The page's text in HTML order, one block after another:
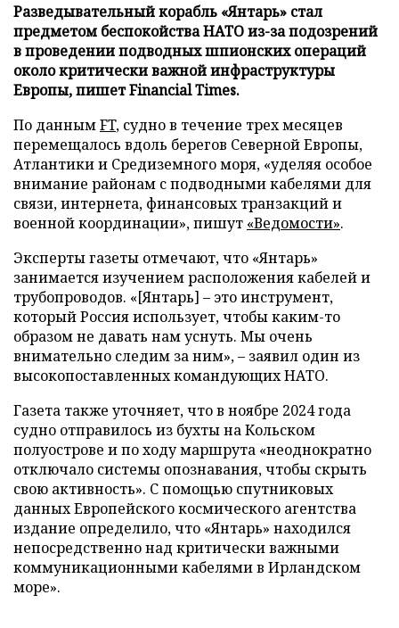
Разведывательный корабль «Янтарь» стал
предметом беспокойства НАТО из-за подозрений
в проведении подводных шпионских операций
около критически важной инфраструктуры
Европы, пишет Financial Times.
По даннымFT, судно в течение трех месяцев
перемещалось вдоль берегов Северной Европы,
Атлантики и Средиземного моря, «уделяя особое
внимание районам с подводными кабелями для
связи, интернета, финансовых транзакций и
военной координации», пишут «Ведомости».
Эксперты газеты отмечают, что «Янтарь»
занимается изучением расположения кабелей и
трубопроводов. «[Янтарь] – это инструмент,
который Россия использует, чтобы каким-то
образом не давать нам уснуть. Мы очень
внимательно следим за ним», – заявил один из
высокопоставленных командующих НАТО.
Газета также уточняет, что в ноябре 2024 года
судно отправилось из бухты на Кольском
полуострове и по ходу маршрута «неоднократно
отключало системы опознавания, чтобы скрыть
свою активность». С помощью спутниковых
данных Европейского космического агентства
издание определило, что «Янтарь» находился
непосредственно над критически важными
коммуникационными кабелями в Ирландском
море».